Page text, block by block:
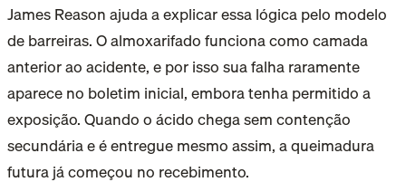
James Reason ajuda a explicar essa lógica pelo modelo
de barreiras. O almoxarifado funciona como camada
anterior ao acidente, e por isso sua falha raramente
aparece no boletim inicial, embora tenha permitido a
exposição. Quando o ácido chega sem contenção
secundária e é entregue mesmo assim, a queimadura
futura já começou no recebimento.